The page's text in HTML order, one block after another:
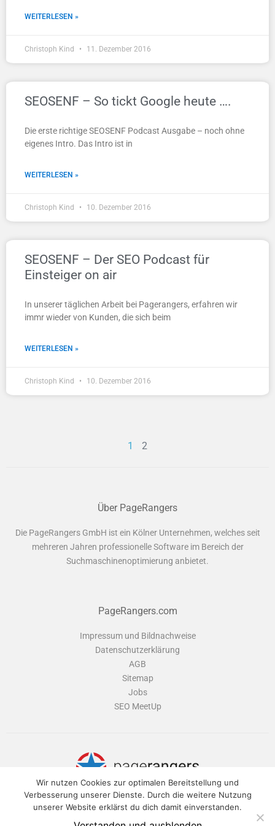
WEITERLESEN »
Christoph Kind 11. Dezember 2016
SEOSENF – So tickt Google heute ….
Die erste richtige SEOSENF Podcast Ausgabe – noch ohne
eigenes Intro. Das Intro ist in
WEITERLESEN »
Christoph Kind 10. Dezember 2016
SEOSENF – Der SEO Podcast für
Einsteiger on air
In unserer täglichen Arbeit bei Pagerangers, erfahren wir
immr wieder von Kunden, die sich beim
WEITERLESEN »
Christoph Kind 10. Dezember 2016
1 2
Über PageRangers
Die PageRangers GmbH ist ein Kölner Unternehmen, welches seit
mehreren Jahren professionelle Software im Bereich der
Suchmaschinenoptimierung anbietet.
PageRangers.com
Impressum und Bildnachweise
Datenschutzerklärung
AGB
Sitemap
Jobs
SEO MeetUp
PageRangers ist eine Software-Suite, die dir alle Tools bietet um deine
Webseite optimal zu verwalten und für Suchmaschinen zu optimieren.
Wir nutzen Cookies zur optimalen Bereitstellung und
Verbesserung unserer Dienste. Durch die weitere Nutzung
unserer Website erklärst du dich damit einverstanden.